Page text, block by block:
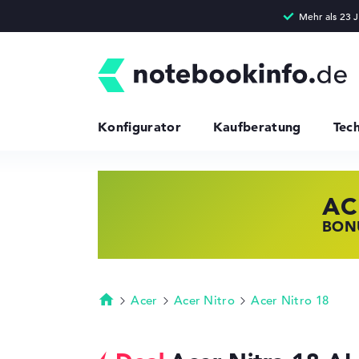
Konfigurator Kaufberatung
Startseite
Acer Acer Nitro Acer Nitro 18